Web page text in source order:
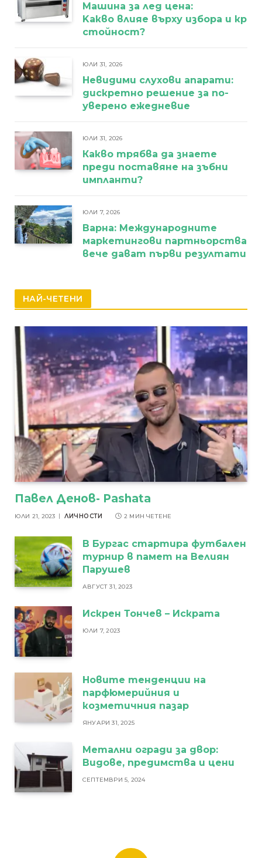
Машина за лед цена:
Kакво влияе върху избора и
стойност?
ЮЛИ 31, 2026
Невидими слухови апарати:
дискретно решение за по-
уверено ежедневие
ЮЛИ 31, 2026
Какво трябва да знаете
преди поставяне на зъбни
импланти?
ЮЛИ 7, 2026
Варна: Международните
маркетингови партньорства
вече дават първи резултати
НАЙ-ЧЕТЕНИ
Павел Денов- Pashata
ЮЛИ 21, 2023 ЛИЧНОСТИ 2 МИН ЧЕТЕНЕ
В Бургас стартира футбален
турнир в памет на Велиян
Парушев
АВГУСТ 31, 2023
Искрен Тончев – Искрата
ЮЛИ 7, 2023
Новите тенденции на
парфюмерийния и
козметичния пазар
ЯНУАРИ 31, 2025
Метални огради за двор:
Видове, предимства и цени
СЕПТЕМВРИ 5, 2024